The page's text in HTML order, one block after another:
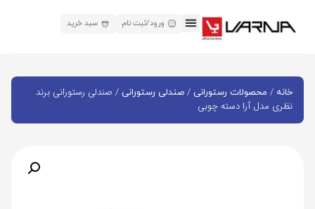
ورود/ثبت نام سبد خرید
خانه / محصولات رستورانی / صندلی رستورانی / صندلی رستورانی برند
نظری مدل آرا دسته چوبی